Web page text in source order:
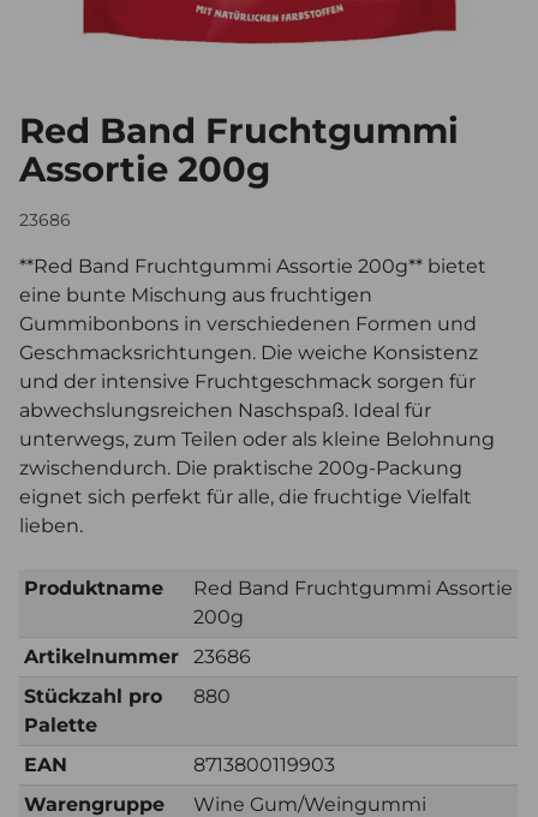
Red Band Fruchtgummi
Assortie 200g
23686
**Red Band Fruchtgummi Assortie 200g** bietet
eine bunte Mischung aus fruchtigen
Gummibonbons in verschiedenen Formen und
Geschmacksrichtungen. Die weiche Konsistenz
und der intensive Fruchtgeschmack sorgen für
abwechslungsreichen Naschspaß. Ideal für
unterwegs, zum Teilen oder als kleine Belohnung
zwischendurch. Die praktische 200g-Packung
eignet sich perfekt für alle, die fruchtige Vielfalt
lieben.
Produktname
Red Band Fruchtgummi Assortie
200g
Artikelnummer
23686
Stückzahl pro
Palette
880
EAN
8713800119903
Warengruppe
Wine Gum/Weingummi